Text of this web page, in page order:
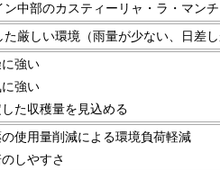
ン中部のカスティーリャ・ラ・マン
た厳しい環境（雨量が少ない、日差し
強い
強い
た収穫量を見込める
使用量削減による環境負荷軽減
しやすさ